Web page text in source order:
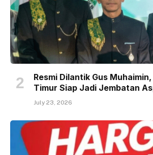
Resmi Dilantik Gus Muhaimin,
Timur Siap Jadi Jembatan
July 23, 2026